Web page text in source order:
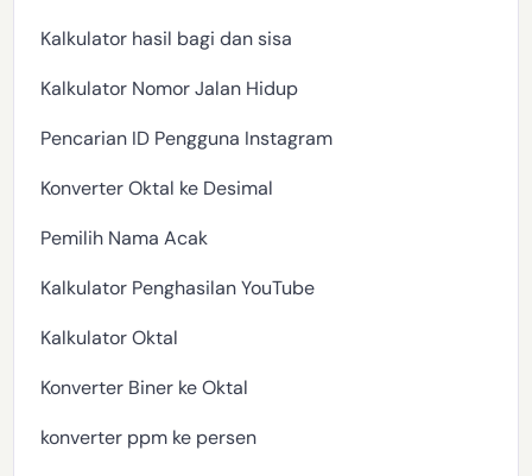
Kalkulator hasil bagi dan sisa
Kalkulator Nomor Jalan Hidup
Pencarian ID Pengguna Instagram
Konverter Oktal ke Desimal
Pemilih Nama Acak
Kalkulator Penghasilan YouTube
Kalkulator Oktal
Konverter Biner ke Oktal
konverter ppm ke persen